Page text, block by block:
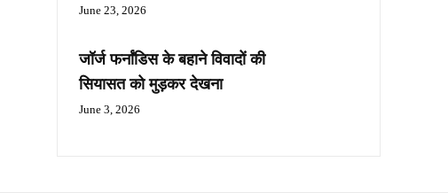
June 23, 2026
जॉर्ज फर्नांडिस के बहाने विवादों की
सियासत को मुड़कर देखना
June 3, 2026